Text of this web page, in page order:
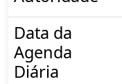
Data da
Agenda
Diária